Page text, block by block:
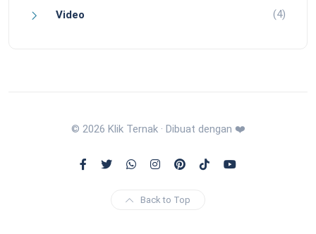
Video (4)
© 2026 Klik Ternak · Dibuat dengan ❤️
Back to Top